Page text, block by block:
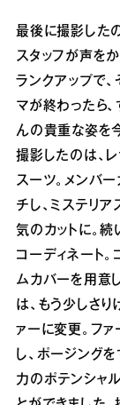
最後に撮影した
スタッフが声をか
ランクアップで
マが終わったら
んの貴重な姿を
撮影したのは、
スーツ。メンバ
チし、ミステリ
気のカットに。
コーディネート
ムカバーを用意
は、もう少しさ
ァーに変更。フ
し、ポージング
力のポテンシャ